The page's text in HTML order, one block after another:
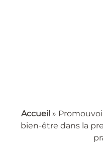
Accueil»
bien-être dans la